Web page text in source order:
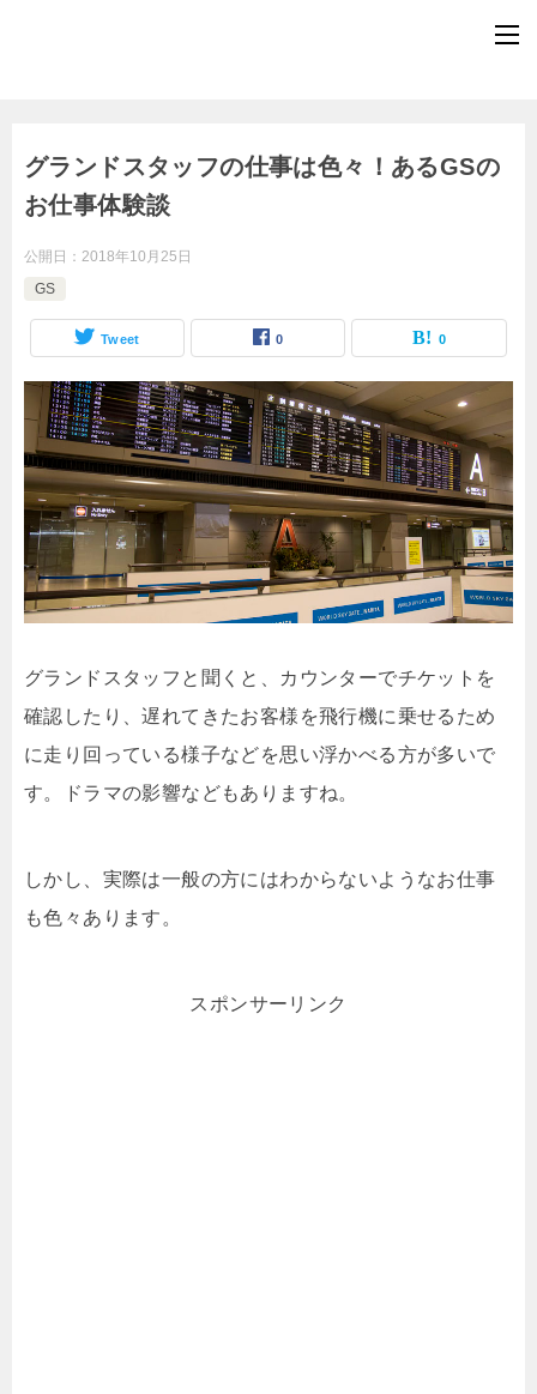
グランドスタッフの仕事は色々！あるGSの
お仕事体験談
公開日： 2018年10月25日
GS
Tweet 0 0
グランドスタッフと聞くと、カウンターでチケットを
確認したり、遅れてきたお客様を飛行機に乗せるため
に走り回っている様子などを思い浮かべる方が多いで
す。ドラマの影響などもありますね。
しかし、実際は一般の方にはわからないようなお仕事
も色々あります。
スポンサーリンク